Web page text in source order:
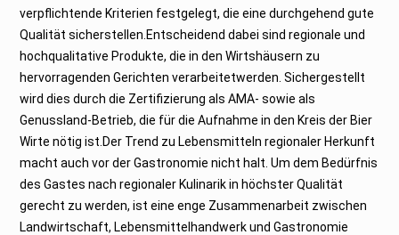
verpflichtende Kriterien festgelegt, die eine durchgehend gute
Qualität sicherstellen.Entscheidend dabei sind regionale und
hochqualitative Produkte, die in den Wirtshäusern zu
hervorragenden Gerichten verarbeitetwerden. Sichergestellt
wird dies durch die Zertifizierung als AMA- sowie als
Genussland-Betrieb, die für die Aufnahme in den Kreis der Bier
Wirte nötig ist.Der Trend zu Lebensmitteln regionaler Herkunft
macht auch vor der Gastronomie nicht halt. Um dem Bedürfnis
des Gastes nach regionaler Kulinarik in höchster Qualität
gerecht zu werden, ist eine enge Zusammenarbeit zwischen
Landwirtschaft, Lebensmittelhandwerk und Gastronomie